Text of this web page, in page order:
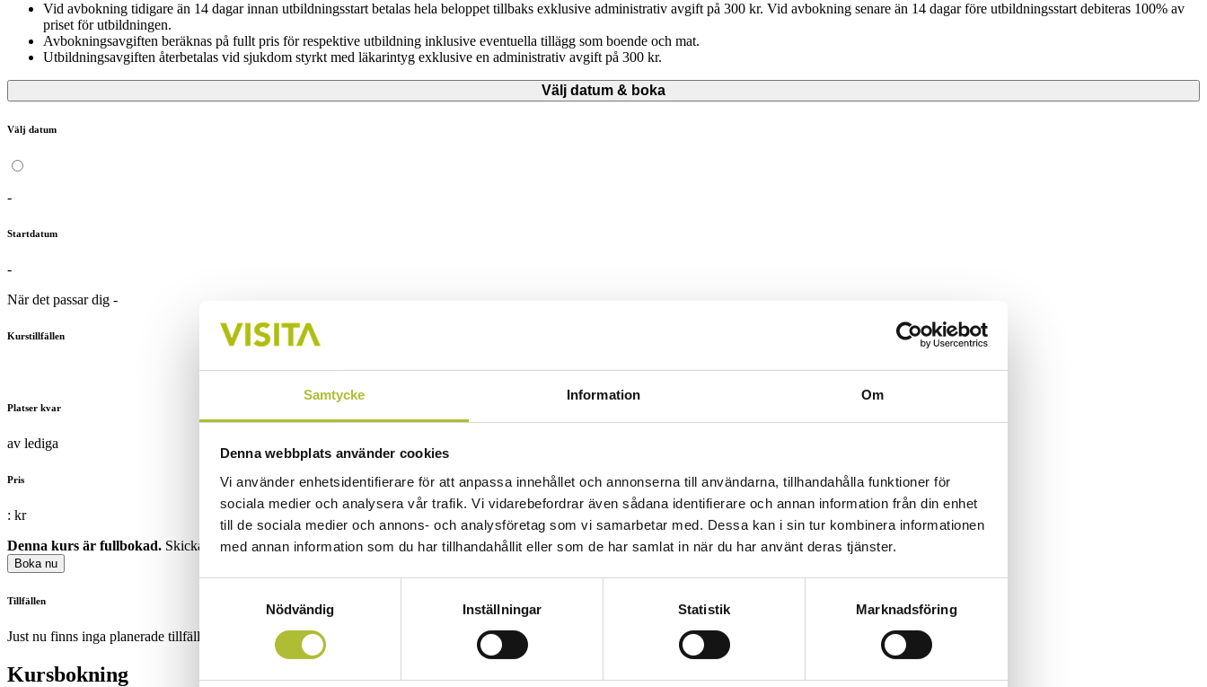
Samtycke Information Om
Denna webbplats använder cookies
Vi använder enhetsidentifierare för att anpassa innehållet och annonserna till användarna, tillhandahålla funktioner för
sociala medier och analysera vår trafik. Vi vidarebefordrar även sådana identifierare och annan information från din enhet
till de sociala medier och annons- och analysföretag som vi samarbetar med. Dessa kan i sin tur kombinera informationen
med annan information som du har tillhandahållit eller som de har samlat in när du har använt deras tjänster.
Nödvändig
Inställningar Statistik Marknadsföring
Vid avbokning tidigare än 14 dagar innan utbildningsstart betalas hela beloppet tillbaks exklusive administrativ avgift på 300 kr. Vid avbokning senare än 14 dagar före utbildningsstart debiteras 100% av
priset för utbildningen.
Avbokningsavgiften beräknas på fullt pris för respektive utbildning inklusive eventuella tillägg som boende och mat.
Utbildningsavgiften återbetalas vid sjukdom styrkt med läkarintyg exklusive en administrativ avgift på 300 kr.
Välj datum & boka
Välj datum
-
Startdatum
-
När det passar dig -
Kurstillfällen
Platser kvar
av lediga
Pris
: kr
Denna kurs är fullbokad. Skicka en intresseanmälan tillinfo@visita.se
Boka nu
Tillfällen
Just nu finns inga planerade tillfällen.
Kursbokning